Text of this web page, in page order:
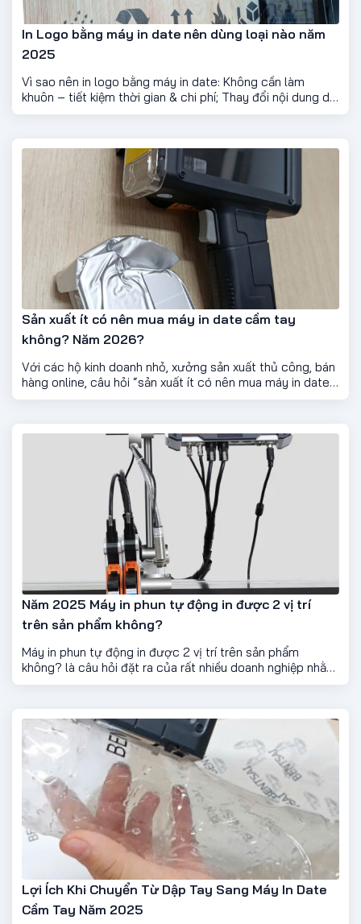
In Logo bằng máy in date nên dùng loại nào năm
2025
Vì sao nên in logo bằng máy in date: Không cần làm
khuôn – tiết kiệm thời gian & chi phí; Thay đổi nội dung dễ
dàng; Tốc độ nhanh, chính xác cao; Tương thích hầu hết
Sản xuất ít có nên mua máy in date cầm tay
không? Năm 2026?
Với các hộ kinh doanh nhỏ, xưởng sản xuất thủ công, bán
hàng online, câu hỏi “sản xuất ít có nên mua máy in date
cầm tay không?” là thắc mắc rất phổ biến. Bởi nhiều
Năm 2025 Máy in phun tự động in được 2 vị trí
trên sản phẩm không?
Máy in phun tự động in được 2 vị trí trên sản phẩm
không? là câu hỏi đặt ra của rất nhiều doanh nghiệp nhằm
tối ưu dây chuyển sản xuất
Lợi Ích Khi Chuyển Từ Dập Tay Sang Máy In Date
Cầm Tay Năm 2025